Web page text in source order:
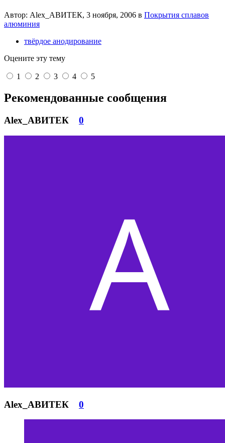
Автор: Alex_АВИТЕК, 3 ноября, 2006 в Покрытия сплавов
алюминия
твёрдое анодирование
Оцените эту тему
1 2 3 4 5
Рекомендованные сообщения
Alex_АВИТЕК 0
Alex_АВИТЕК 0